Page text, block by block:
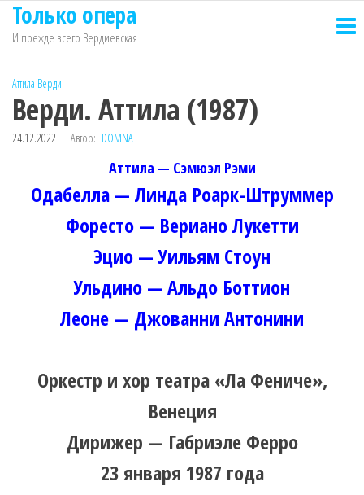
Перейти
содержимому
Только опера
И прежде всего Вердиевская
Аттила Верди
Верди. Аттила (1987)
24.12.2022 Автор: DOMNA
Аттила — Сэмюэл Рэми
Одабелла — Линда Роарк-Штруммер
Форесто — Вериано Лукетти
Эцио — Уильям Стоун
Ульдино — Альдо Боттион
Леоне — Джованни Антонини
Оркестр и хор театра «Ла Фениче»,
Венеция
Дирижер — Габриэле Ферро
23 января 1987 года